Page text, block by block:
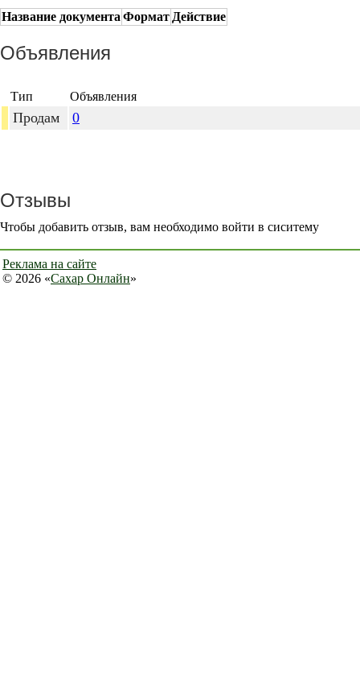
Название документа Формат Действие
Объявления
Тип Объявления
Продам 0
Отзывы
Чтобы добавить отзыв, вам необходимо войти в сиситему
Реклама на сайте
© 2026 «Сахар Онлайн»